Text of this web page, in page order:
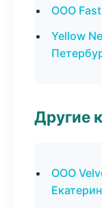
ООО
Yellow
Другие
ООО